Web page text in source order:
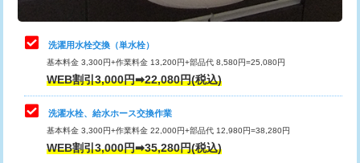
管・ポリ管・HT管使用/3ｍまで)
給水管工事※（ライニング鋼管・銅
管・ポリ管・HT管使用/3ｍ超え)
排水管工事（土の掘削・埋め戻し作
業）
排水管工事（排水管工事/3ｍまで） 55,000円
止水・漏水調査・防水処理・清掃・修
理・調整・分解・加工など（中作業）
22,000円
止水・漏水調査・防水処理・清掃・修
理・調整・分解・加工など（重作業）
33,000円
キッチンタンク脱着
その他部品の脱着
洗濯用水栓交換（単水栓）
基本料金 3,300円+作業料金 13,200円+部品代 8,580円=25,080円
WEB割引3,000円➡22,080円(税込)
洗濯水栓、給水ホース交換作業
基本料金 3,300円+作業料金 22,000円+部品代 12,980円=38,280円
WEB割引3,000円➡35,280円(税込)